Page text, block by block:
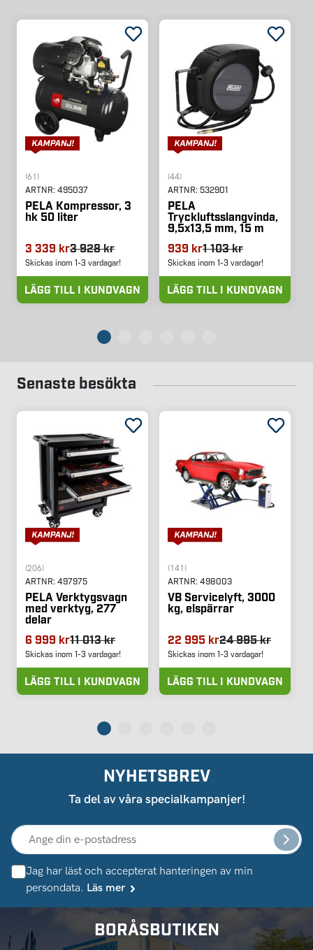
(61)
ARTNR: 495037
PELA Kompressor, 3
hk 50 liter
3 339 kr3 928 kr
Skickas inom 1-3 vardagar!
LÄGG TILL I KUNDVAGN
(44)
ARTNR: 532901
PELA
Tryckluftsslangvinda,
9,5x13,5 mm, 15 m
939 kr1 103 kr
Skickas inom 1-3 vardagar!
LÄGG TILL I KUNDVAGN
Senaste besökta
(206)
ARTNR: 497975
PELA Verktygsvagn
med verktyg, 277
delar
6 999 kr11 013 kr
Skickas inom 1-3 vardagar!
LÄGG TILL I KUNDVAGN
(141)
ARTNR: 498003
VB Servicelyft, 3000
kg, elspärrar
22 995 kr24 995 kr
Skickas inom 1-3 vardagar!
LÄGG TILL I KUNDVAGN
NYHETSBREV
Ta del av våra specialkampanjer!
Jag har läst och accepterat hanteringen av min
persondata. Läs mer
BORÅSBUTIKEN